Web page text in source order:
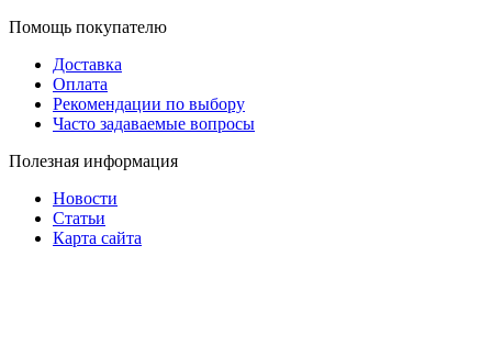
Помощь покупателю
Доставка
Оплата
Рекомендации по выбору
Часто задаваемые вопросы
Полезная информация
Новости
Статьи
Карта сайта